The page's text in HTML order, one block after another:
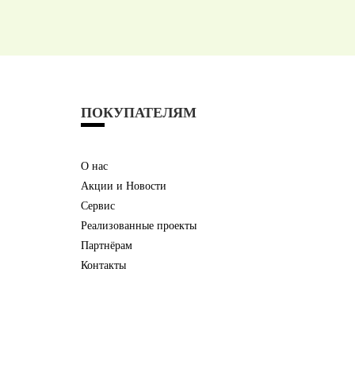
ПОКУПАТЕЛЯМ
О нас
Акции и Новости
Сервис
Реализованные проекты
Партнёрам
Контакты